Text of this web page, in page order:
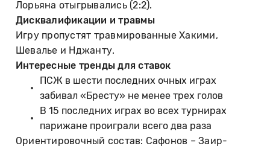
Лорьяна отыгрывались (2:2).
Дисквалификации и травмы
Игру пропустят травмированные Хакими,
Шевалье и Нджанту.
Интересные тренды для ставок
ПСЖ в шести последних очных играх
забивал «Бресту» не менее трех голов
В 15 последних играх во всех турнирах
парижане проиграли всего два раза
Ориентировочный состав: Сафонов – Заир-